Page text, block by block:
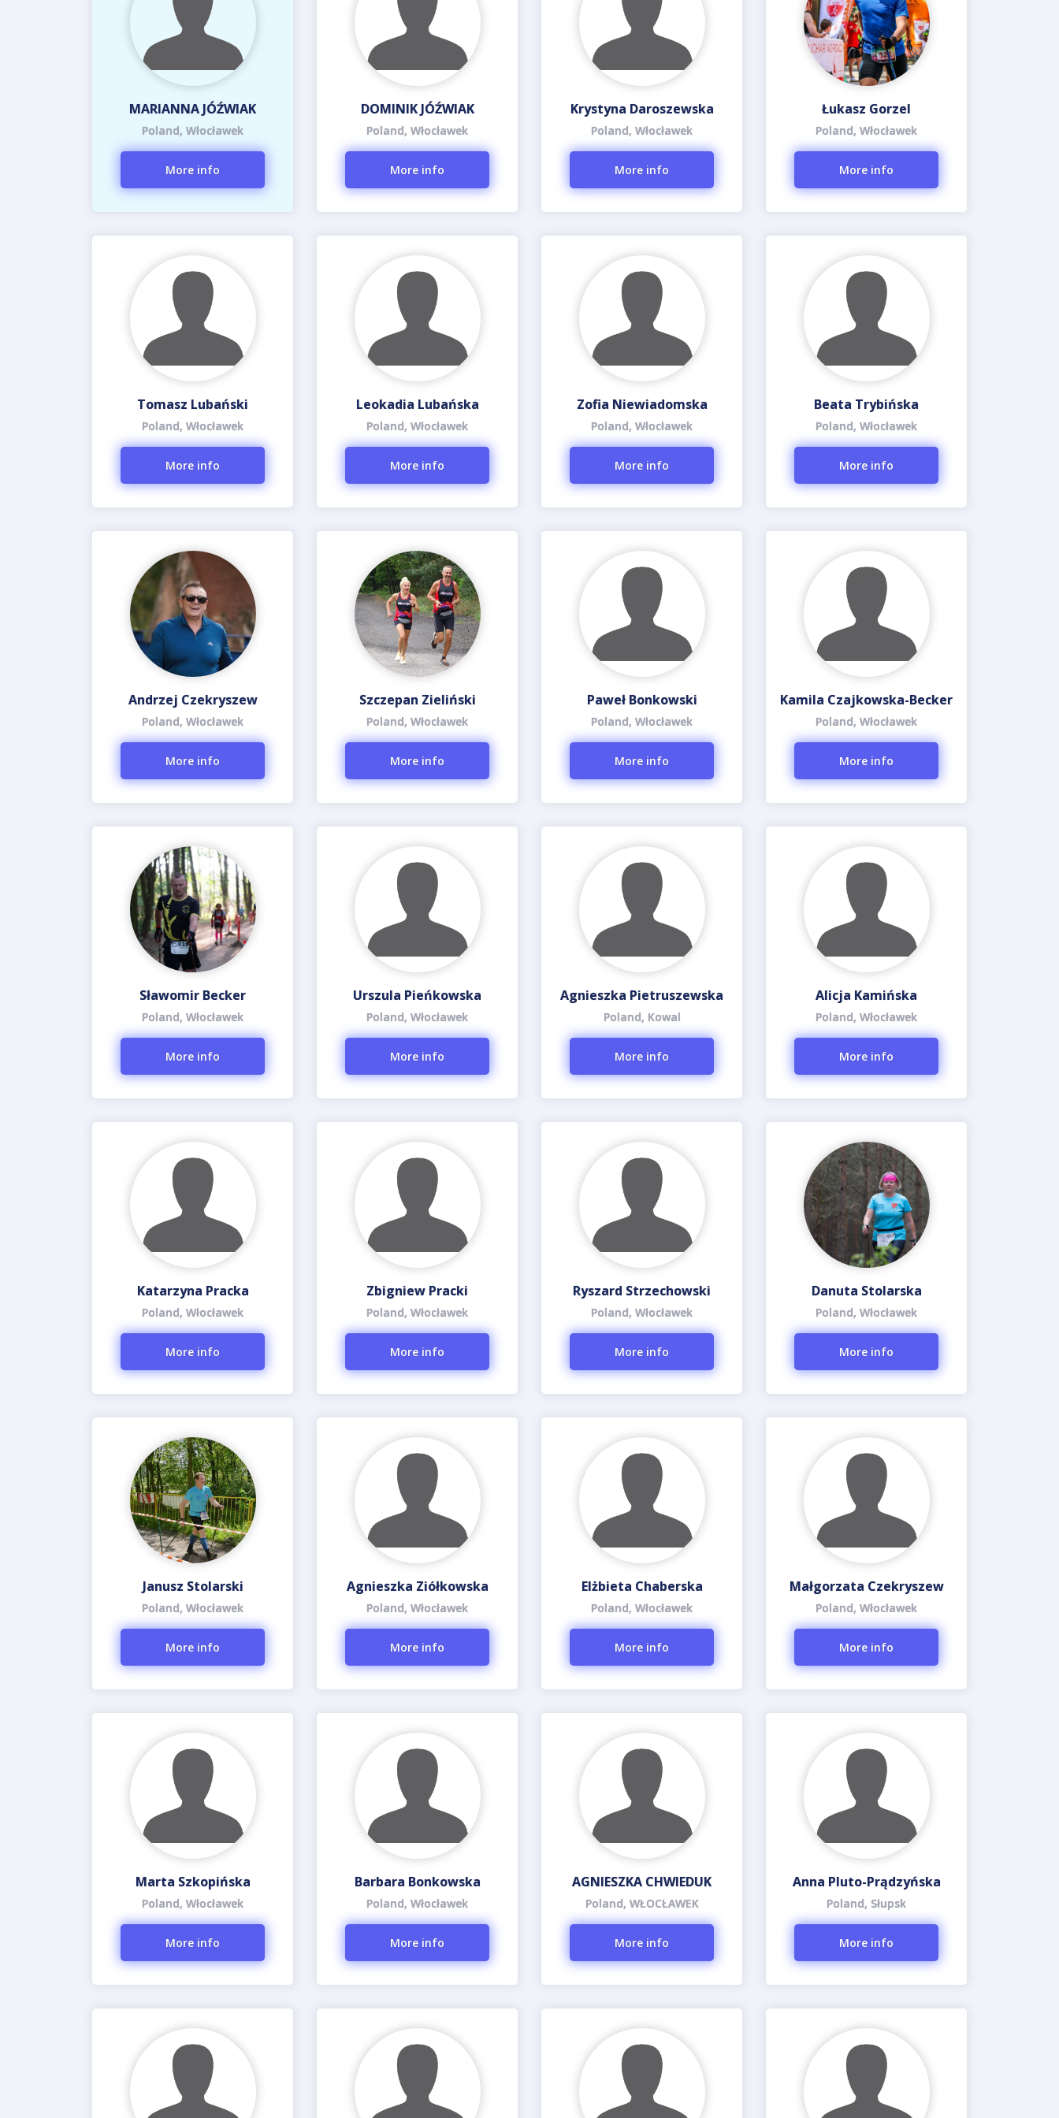
MARIANNA JÓŹWIAK
Poland, Włocławek
More info
DOMINIK JÓŹWIAK
Poland, Włocławek
More info
Krystyna Daroszewska
Poland, Włocławek
More info
Łukasz Gorzel
Poland, Włocławek
More info
Tomasz Lubański
Poland, Włocławek
More info
Leokadia Lubańska
Poland, Włocławek
More info
Zofia Niewiadomska
Poland, Włocławek
More info
Beata Trybińska
Poland, Włocławek
More info
Andrzej Czekryszew
Poland, Włocławek
More info
Szczepan Zieliński
Poland, Włocławek
More info
Paweł Bonkowski
Poland, Włocławek
More info
Kamila Czajkowska-Becker
Poland, Włocławek
More info
Sławomir Becker
Poland, Włocławek
More info
Urszula Pieńkowska
Poland, Włocławek
More info
Agnieszka Pietruszewska
Poland, Kowal
More info
Alicja Kamińska
Poland, Włocławek
More info
Katarzyna Pracka
Poland, Włocławek
More info
Zbigniew Pracki
Poland, Włocławek
More info
Ryszard Strzechowski
Poland, Włocławek
More info
Danuta Stolarska
Poland, Włocławek
More info
Janusz Stolarski
Poland, Włocławek
More info
Agnieszka Ziółkowska
Poland, Włocławek
More info
Elżbieta Chaberska
Poland, Włocławek
More info
Małgorzata Czekryszew
Poland, Włocławek
More info
Marta Szkopińska
Poland, Włocławek
More info
Barbara Bonkowska
Poland, Włocławek
More info
AGNIESZKA CHWIEDUK
Poland, WŁOCŁAWEK
More info
Anna Pluto-Prądzyńska
Poland, Słupsk
More info